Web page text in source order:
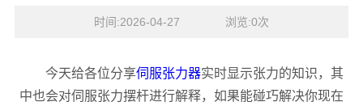
时间:2026-04-27    浏览:0次
今天给各位分享伺服张力器实时显示张力的知识，其
中也会对伺服张力摆杆进行解释，如果能碰巧解决你现在